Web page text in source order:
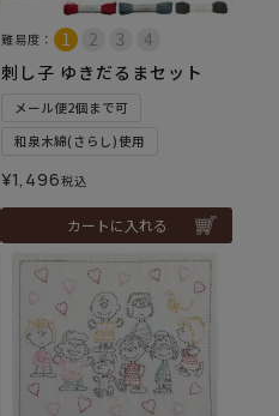
難易度：
刺し子 ゆきだるまセット
メール便2個まで可
和泉木綿(さらし)使用
¥1,496税込
カートに入れる